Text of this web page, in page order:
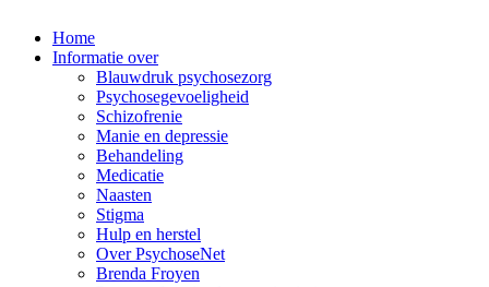
Main
Navigation
Home
Informatie over
Blauwdruk psychosezorg
Psychosegevoeligheid
Schizofrenie
Manie en depressie
Behandeling
Medicatie
Naasten
Stigma
Hulp en herstel
Over PsychoseNet
Brenda Froyen